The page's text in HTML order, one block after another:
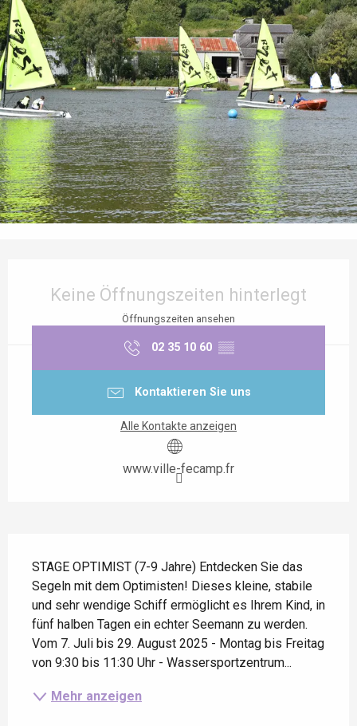
Keine Öffnungszeiten hinterlegt
Öffnungszeiten ansehen
02 35 10 60 ▒▒
Kontaktieren Sie uns
Alle Kontakte anzeigen
www.ville-fecamp.fr
STAGE OPTIMIST (7-9 Jahre) Entdecken Sie das
Segeln mit dem Optimisten! Dieses kleine, stabile
und sehr wendige Schiff ermöglicht es Ihrem Kind, in
fünf halben Tagen ein echter Seemann zu werden.
Vom 7. Juli bis 29. August 2025 - Montag bis Freitag
von 9:30 bis 11:30 Uhr - Wassersportzentrum...
Mehr anzeigen